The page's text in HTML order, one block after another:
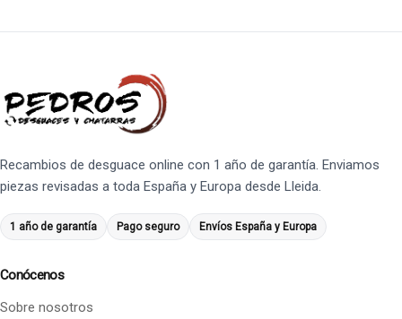
Recambios de desguace online con 1 año de garantía. Enviamos
piezas revisadas a toda España y Europa desde Lleida.
1 año de garantía Pago seguro Envíos España y Europa
Conócenos
Sobre nosotros